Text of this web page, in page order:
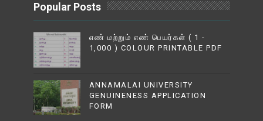
Popular Posts
எண் மற்றும் எண் பெயர்கள் ( 1 -
1,000 ) COLOUR PRINTABLE PDF
ANNAMALAI UNIVERSITY
GENUINENESS APPLICATION
FORM